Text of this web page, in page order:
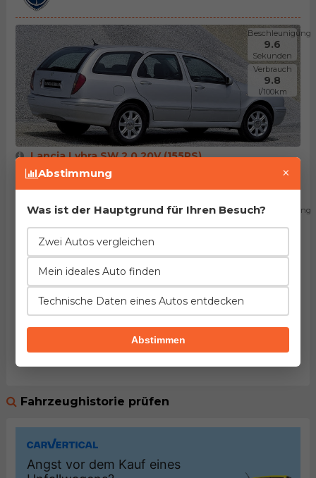
Beschleunigung
9.6
Sekunden
Verbrauch
9.8
l/100km
Lancia Lybra SW 2.0 20V (155PS)
D - Segment ( Mittelklassewagen)
Herstellung von 1999. bis 2005.
Beschleunigung
Sekunden
9.8
D - Segment ( Mittelklassewagen)
Herstellung von 1999. bis 2005.
Fahrzeughistorie prüfen
Abstimmung ×
Was ist der Hauptgrund für Ihren Besuch?
Zwei Autos vergleichen
Mein ideales Auto finden
Technische Daten eines Autos entdecken
Abstimmen